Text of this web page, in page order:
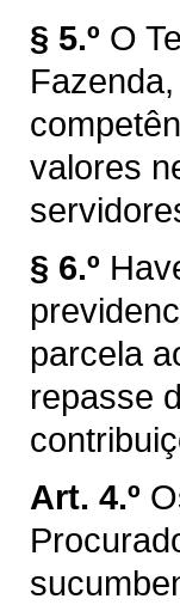
§ 5.º O
valores
§ 6.º
parcela
repasse
Art. 4.º